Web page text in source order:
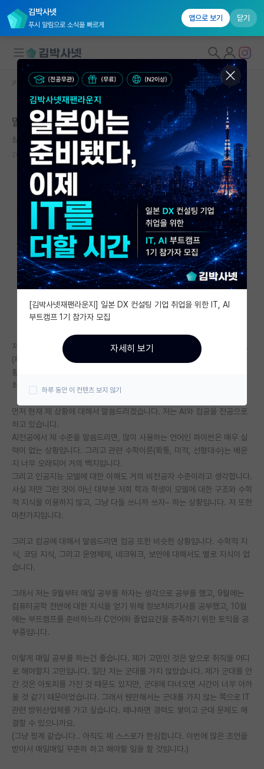
김박사넷
푸시 알림으로 소식을 빠르게
앱으로 보기 닫기
대학원생 모집
국내대학원 정보
연구실&오픈랩
커뮤니티
커뮤니티 홈
전체글보기
베스트 게시판
IF 명예의전당
자유 게시판(아무개랩)
미국 유학 게시판
미국 대학원 합격 후기 게시판
대학원생 모집 게시판
연구실(PI) 홍보 게시판
석박사 채용 정보 게시판
임용 정보 게시판
학부 인턴 게시판
취업 게시판
PI 전용 게시판
인문사회 계열 게시판
특수/전문대학원 게시판
반도체/AI 게시판
학술 정보 게시판
홍보 게시판
커리어
유학교육
커뮤니티 홈 취업 게시판
말하는 감자 지방대 공대생 취업 준비
심심한 닐스 보어
2025.10.29 4 1504
저는 이제 4학년 막학기이고, 여러 가지로 고민이 많아서 연락을 드립니다.
(제가 드리는 질문은 마지막 문단에 있습니다. 그 전까지는 그냥 현재 제 상
황을 말씀드렸습니다. 조금이나마 제가 조언을 얻는데 도움이 될까 싶어서
최대한 적었습니다.)
먼저 현재 제 상황에 대해서 말씀드리겠습니다. 저는 AI와 컴공을 전공으로
하고 있습니다.
AI전공에서 제 수준을 말씀드리면, 많이 사용하는 언어인 파이썬은 매우 실
력이 없는 상황입니다. 그리고 관련 수학이론(확통, 미적, 선형대수)는 배운
지 너무 오래되어 거의 백지입니다.
그리고 인공지능 모델에 대한 이해도 거의 비전공자 수준이라고 생각합니다.
사실 저만 그런 것이 아닌 대부분 저희 학과 학생이 모델에 대한 구조와 수학
적 지식을 이용하지 않고, 그냥 다들 쓰니까 쓰자~ 하는 상황입니다. 저 또한
마찬가지입니다.
그리고 컴공에 대해서 말씀드리면 컴공 또한 비슷한 상황입니다. 수학적 지
식, 코딩 지식, 그리고 운영체제, 네크워크, 보안에 대해서도 별로 지식이 없
습니다.
그래서 저는 9월부터 매일 공부를 하자는 생각으로 공부를 했고, 9월에는
컴퓨터공학 전반에 대한 지식을 얻기 위해 정보처리기사를 공부했고, 10월
에는 부트캠프를 준비하느라 C언어와 졸업요건을 충족하기 위한 토익을 공
부중입니다.
이렇게 매일 공부를 하는건 좋습니다. 제가 고민인 것은 앞으로 취직을 어디
로 해야할지 고민입니다. 일단 저는 군대를 가지 않았습니다. 제가 군대를 안
간 것은 아토피를 가진 것 때문도 있지만, 군대에 다녀오면 시간이 너무 아까
울 것 같기 때문이었습니다. 그래서 웬만해서는 군대를 가지 않는 쪽으로 IT
관련 방위산업체를 가고 싶습니다. 왜냐하면 경력도 쌓이고 군대 문제도 해
결할 수 있으니까요.
(그냥 핑계 같습니다.. 아직도 제 스스로가 한심합니다. 이번에 많은 조언을
받아서 매일매일 꾸준히 하고 해야할 일을 할 것입니다.)
[김박사넷재팬라운지] 일본 DX 컨설팅 기업 취업을 위한 IT, AI
부트캠프 1기 참가자 모집
자세히 보기
하루 동안 이 컨텐츠 보지 않기